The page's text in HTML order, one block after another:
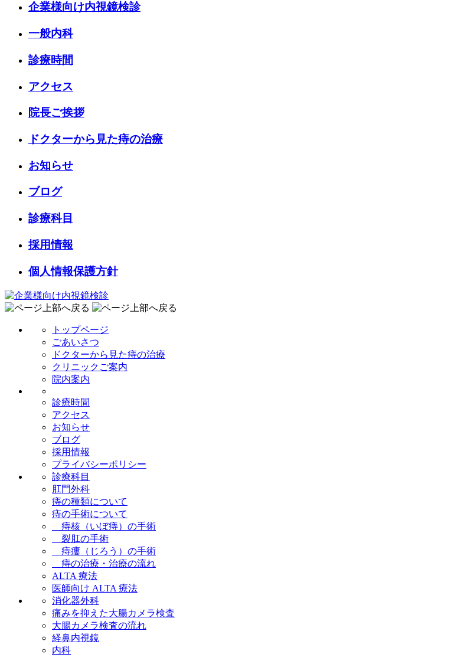
企業様向け内視鏡検診
一般内科
診療時間
アクセス
院長ご挨拶
ドクターから見た痔の治療
お知らせ
ブログ
診療科目
採用情報
個人情報保護方針
トップページ
ごあいさつ
ドクターから見た痔の治療
クリニックご案内
院内案内
診療時間
アクセス
お知らせ
ブログ
採用情報
プライバシーポリシー
診療科目
肛門外科
痔の種類について
痔の手術について
痔核（いぼ痔）の手術
裂肛の手術
痔瘻（じろう）の手術
痔の治療・治療の流れ
ALTA 療法
医師向け ALTA 療法
消化器外科
痛みを抑えた大腸カメラ検査
大腸カメラ検査の流れ
経鼻内視鏡
内科